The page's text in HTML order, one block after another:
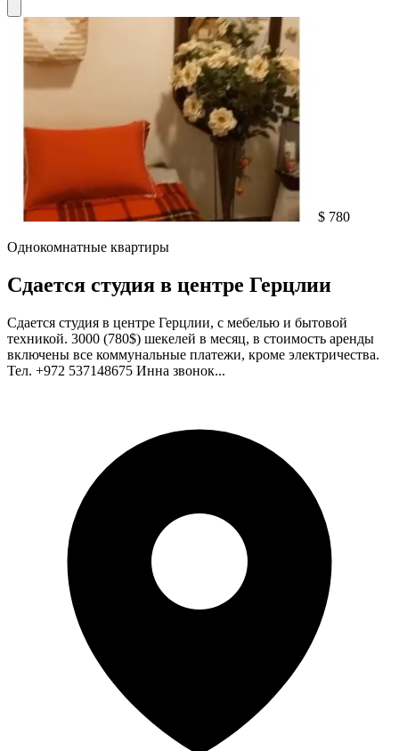
$ 780
Однокомнатные квартиры
Сдается студия в центре Герцлии
Сдается студия в центре Герцлии, с мебелью и бытовой
техникой. 3000 (780$) шекелей в месяц, в стоимость аренды
включены все коммунальные платежи, кроме электричества.
Тел. +972 537148675 Инна звонок...